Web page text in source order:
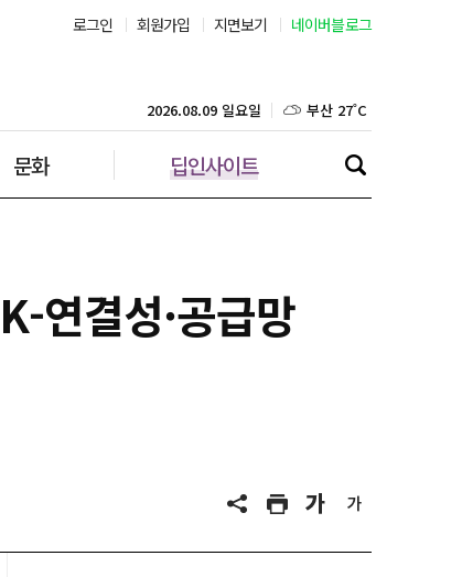
로그인 회원가입 지면보기 네이버블로그
문화 딥인사이트
2026.08.09 일요일 대구 26˚C
인천 27˚C
연결성·공급망